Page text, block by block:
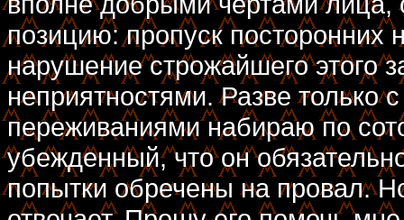
позицию: пропуск посторонних
нарушение строжайшего этого
неприятностями. Разве только
переживаниями набираю по
убежденный, что он
попытки обречены на провал.